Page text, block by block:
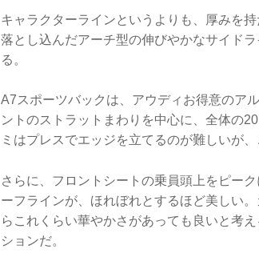
キャラクターラインというよりも、厚みを
落とし込んだアーチ型の伸びやかなサイド
る。
A7スポーツバックは、アウディお得意のア
ントのストラットまわりを中心に、全体の
ミはプレスでエッジを立てるのが難しいが
さらに、フロントシートの乗員頭上をピー
ーフラインが、ほれぼれとするほど美しい
らこれくらい華やかさがあっても良いと考
ションだ。